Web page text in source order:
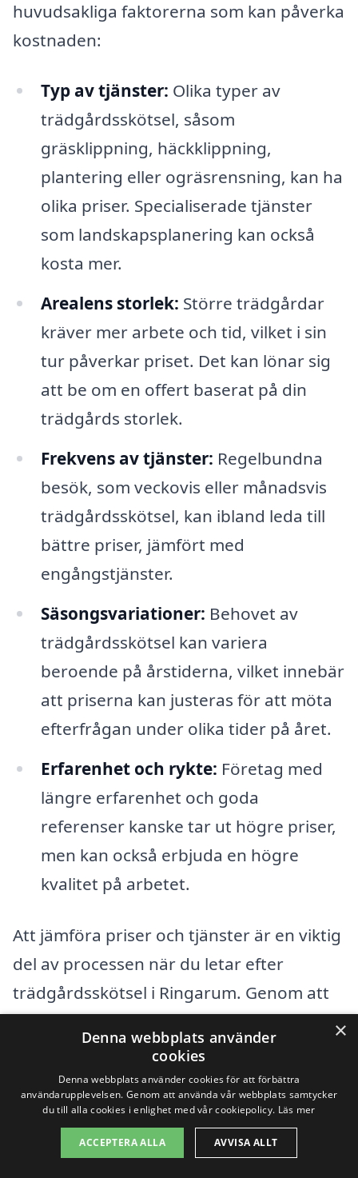
huvudsakliga faktorerna som kan påverka
kostnaden:
Typ av tjänster: Olika typer av
trädgårdsskötsel, såsom
gräsklippning, häckklippning,
plantering eller ogräsrensning, kan ha
olika priser. Specialiserade tjänster
som landskapsplanering kan också
kosta mer.
Arealens storlek: Större trädgårdar
kräver mer arbete och tid, vilket i sin
tur påverkar priset. Det kan lönar sig
att be om en offert baserat på din
trädgårds storlek.
Frekvens av tjänster: Regelbundna
besök, som veckovis eller månadsvis
trädgårdsskötsel, kan ibland leda till
bättre priser, jämfört med
engångstjänster.
Säsongsvariationer: Behovet av
trädgårdsskötsel kan variera
beroende på årstiderna, vilket innebär
att priserna kan justeras för att möta
efterfrågan under olika tider på året.
Erfarenhet och rykte: Företag med
längre erfarenhet och goda
referenser kanske tar ut högre priser,
men kan också erbjuda en högre
kvalitet på arbetet.
Att jämföra priser och tjänster är en viktig
del av processen när du letar efter
trädgårdsskötsel i Ringarum. Genom att
använda plattformar som xn--
trdgrdssktsel-pris-mtbw67a.se kan du
enkelt begära offerter från olika företag
och utvärdera deras erbjudanden. Detta
ger dig möjlighet att inte bara se på
kostnaden, utan också på den kvalitet och
×
Denna webbplats använder
cookies
Denna webbplats använder cookies för att förbättra
användarupplevelsen. Genom att använda vår webbplats samtycker
du till alla cookies i enlighet med vår cookiepolicy. Läs mer
ACCEPTERA ALLA AVVISA ALLT